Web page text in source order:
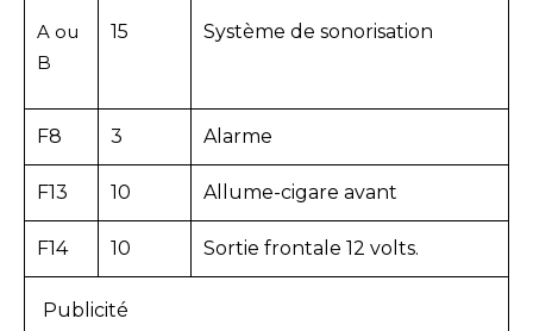
A ou
B
15 Système de sonorisation
F8 3 Alarme
F13 10 Allume-cigare avant
F14 10 Sortie frontale 12 volts.
Publicité